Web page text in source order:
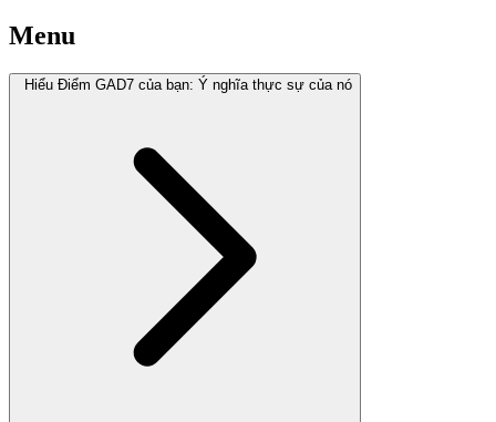
Menu
Hiểu Điểm GAD7 của bạn: Ý nghĩa thực sự của nó